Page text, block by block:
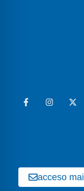
acceso mail